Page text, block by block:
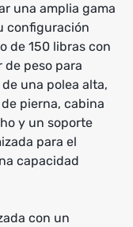
una amplia gama
configuración
de 150 libras con
peso para
una polea alta,
pierna, cabina
y un soporte
para el
capacidad
con un